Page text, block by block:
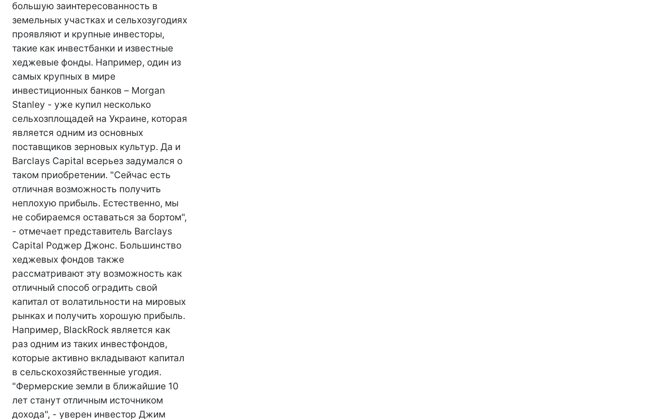
большую заинтересованность в
земельных участках и сельхозугодиях
проявляют и крупные инвесторы,
такие как инвестбанки и известные
хеджевые фонды. Например, один из
самых крупных в мире
инвестиционных банков – Morgan
Stanley - уже купил несколько
сельхозплощадей на Украине, которая
является одним из основных
поставщиков зерновых культур. Да и
Barclays Capital всерьез задумался о
таком приобретении. "Сейчас есть
отличная возможность получить
неплохую прибыль. Естественно, мы
не собираемся оставаться за бортом",
- отмечает представитель Barclays
Capital Роджер Джонс. Большинство
хеджевых фондов также
рассматривают эту возможность как
отличный способ оградить свой
капитал от волатильности на мировых
рынках и получить хорошую прибыль.
Например, BlackRock является как
раз одним из таких инвестфондов,
которые активно вкладывают капитал
в сельскохозяйственные угодия.
"Фермерские земли в ближайшие 10
лет станут отличным источником
дохода", - уверен инвестор Джим